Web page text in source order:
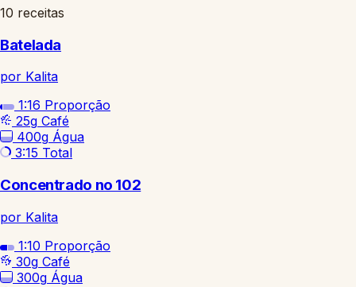
10 receitas
Batelada
por Kalita
1:16 Proporção
25g Café
400g Água
3:15 Total
Concentrado no 102
por Kalita
1:10 Proporção
30g Café
300g Água